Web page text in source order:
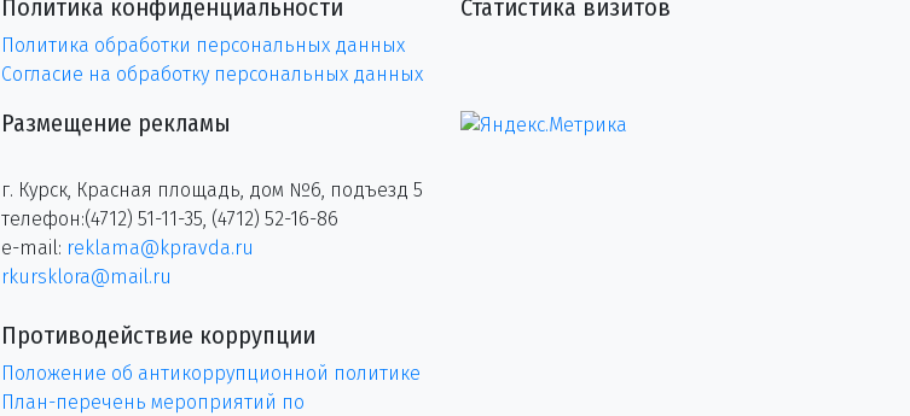
Политика конфиденциальности
Политика обработки персональных данных
Согласие на обработку персональных данных
Размещение рекламы
г. Курск, Красная площадь, дом №6, подъезд 5
телефон:(4712) 51-11-35, (4712) 52-16-86
e-mail: reklama@kpravda.ru
rkursklora@mail.ru
Противодействие коррупции
Положение об антикоррупционной политике
План-перечень мероприятий по
Статистика визитов